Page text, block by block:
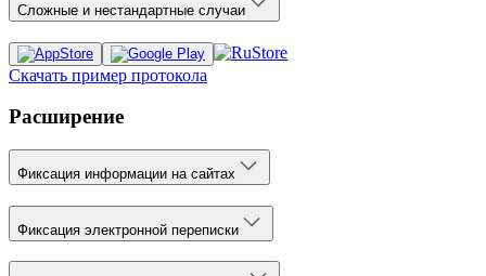
Сложные и нестандартные случаи
Скачать пример протокола
Расширение
Фиксация информации на сайтах
Фиксация электронной переписки